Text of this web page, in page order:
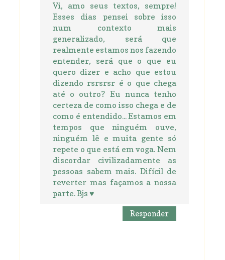
Vi, amo seus textos, sempre!
Esses dias pensei sobre isso
num contexto mais
generalizado, será que
realmente estamos nos fazendo
entender, será que o que eu
quero dizer e acho que estou
dizendo rsrsrsr é o que chega
até o outro? Eu nunca tenho
certeza de como isso chega e de
como é entendido... Estamos em
tempos que ninguém ouve,
ninguém lê e muita gente só
repete o que está em voga. Nem
discordar civilizadamente as
pessoas sabem mais. Difícil de
reverter mas façamos a nossa
parte. Bjs ♥
Responder